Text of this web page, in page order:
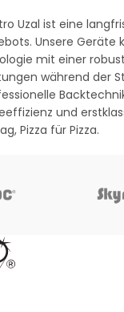
Uzal ist eine
Unsere Geräte
mit einer
während der
und
Pizza für Pizza.